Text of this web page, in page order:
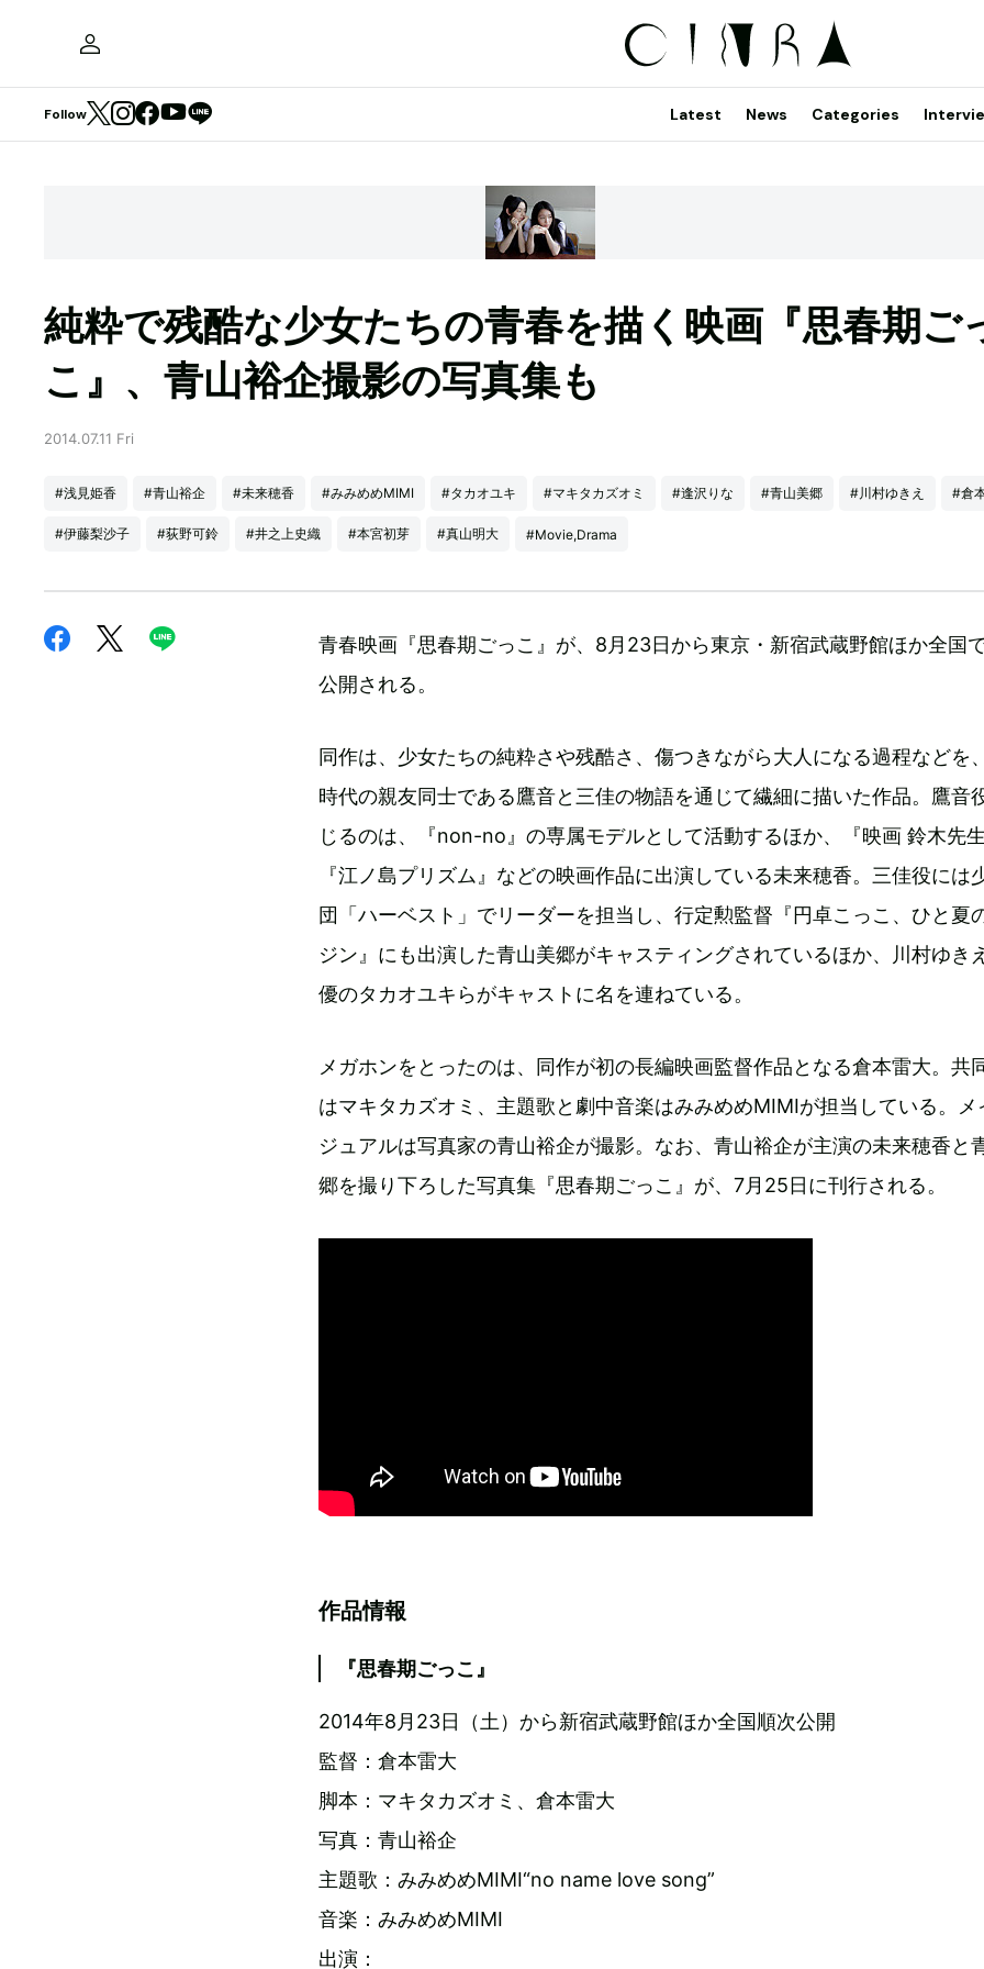
Follow Latest News Categories
純粋で残酷な少女たちの青春を描く映画『思春期ご
こ』、青山裕企撮影の写真集も
2014.07.11 Fri
#浅見姫香 #青山裕企 #未来穂香 #みみめめMIMI #タカオユキ #マキタカズオミ #逢沢りな #青山美郷 #川村ゆきえ #倉
#伊藤梨沙子 #荻野可鈴 #井之上史織 #本宮初芽 #真山明大 #Movie,Drama
青春映画『思春期ごっこ』が、8月23日から東京・新宿武蔵野館ほか全国
公開される。
同作は、少女たちの純粋さや残酷さ、傷つきながら大人になる過程などを
時代の親友同士である鷹音と三佳の物語を通じて繊細に描いた作品。鷹音
じるのは、『non-no』の専属モデルとして活動するほか、『映画 鈴木先生
『江ノ島プリズム』などの映画作品に出演している未来穂香。三佳役には
団「ハーベスト」でリーダーを担当し、行定勲監督『円卓こっこ、ひと夏
ジン』にも出演した青山美郷がキャスティングされているほか、川村ゆき
優のタカオユキらがキャストに名を連ねている。
メガホンをとったのは、同作が初の長編映画監督作品となる倉本雷大。共
はマキタカズオミ、主題歌と劇中音楽はみみめめMIMIが担当している。メ
ジュアルは写真家の青山裕企が撮影。なお、青山裕企が主演の未来穂香と
郷を撮り下ろした写真集『思春期ごっこ』が、7月25日に刊行される。
作品情報
『思春期ごっこ』
2014年8月23日（土）から新宿武蔵野館ほか全国順次公開
監督：倉本雷大
脚本：マキタカズオミ、倉本雷大
写真：青山裕企
主題歌：みみめめMIMI“no name love song”
音楽：みみめめMIMI
出演：